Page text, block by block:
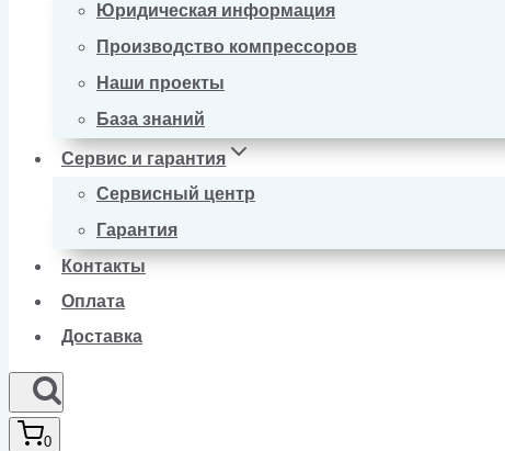
Юридическая информация
Производство компрессоров
Наши проекты
База знаний
Сервис и гарантия
Сервисный центр
Гарантия
Контакты
Оплата
Доставка
0